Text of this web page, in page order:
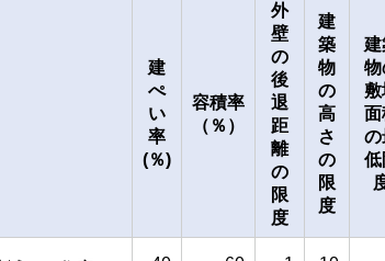
建
ぺ
い
率
(％)
容積率
（ ％ ）
外
壁
の
後
退
距
離
の
限
度
建
築
物
の
高
さ
の
限
度
建
物
面
の
低